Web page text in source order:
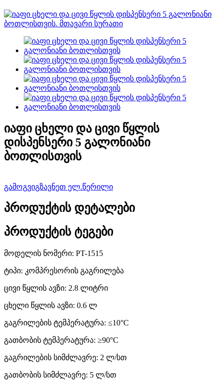
იაფი ცხელი და ცივი წყლის
დისპენსერი 5 გალონიანი
ბოთლისთვის
გამოგვიგზავნეთ ელ.წერილი
პროდუქტის დეტალები
პროდუქტის ტეგები
მოდელის ნომერი: PT-1515
ტიპი: კომპრესორის გაგრილება
ცივი წყლის ავზი: 2.8 ლიტრი
ცხელი წყლის ავზი: 0.6 ლ
გაგრილების ტემპერატურა: ≤10°C
გათბობის ტემპერატურა: ≥90°C
გაგრილების სიმძლავრე: 2 ლ/სთ
გათბობის სიმძლავრე: 5 ლ/სთ